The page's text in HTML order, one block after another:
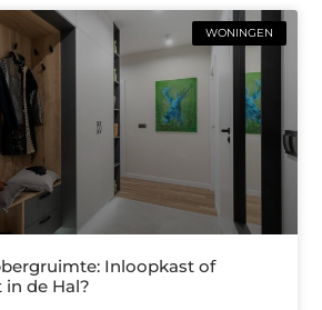
WONINGEN
Inloopkast of
in de Hal?